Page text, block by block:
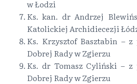
w Łodzi
Ks. kan. dr Andrzej
Katolickiej Archidiecezji
Ks. Krzysztof Basztabin –
Dobrej Rady w Zgierzu
Ks. dr Tomasz Cyliński –
Dobrej Rady w Zgierzu